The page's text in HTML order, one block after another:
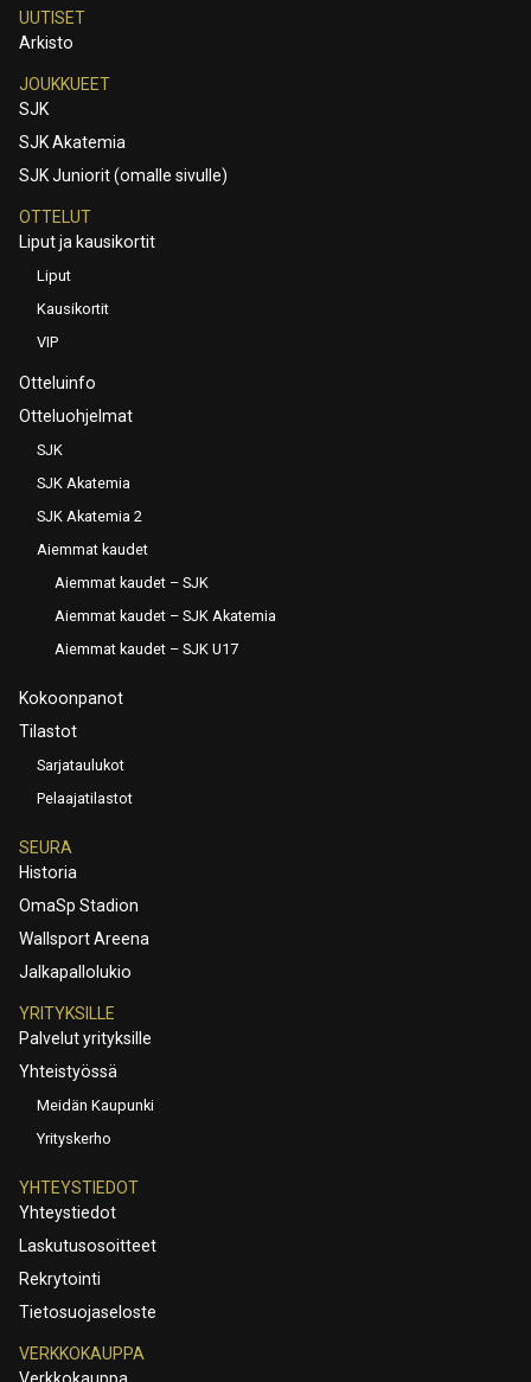
UUTISET
Arkisto
JOUKKUEET
SJK
SJK Akatemia
SJK Juniorit (omalle sivulle)
OTTELUT
Liput ja kausikortit
Liput
Kausikortit
VIP
Otteluinfo
Otteluohjelmat
SJK
SJK Akatemia
SJK Akatemia 2
Aiemmat kaudet
Aiemmat kaudet – SJK
Aiemmat kaudet – SJK Akatemia
Aiemmat kaudet – SJK U17
Kokoonpanot
Tilastot
Sarjataulukot
Pelaajatilastot
SEURA
Historia
OmaSp Stadion
Wallsport Areena
Jalkapallolukio
YRITYKSILLE
Palvelut yrityksille
Yhteistyössä
Meidän Kaupunki
Yrityskerho
YHTEYSTIEDOT
Yhteystiedot
Laskutusosoitteet
Rekrytointi
Tietosuojaseloste
VERKKOKAUPPA
Verkkokauppa